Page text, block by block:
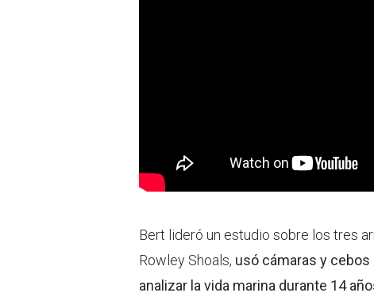
Bert lideró un estudio sobre los tres
Rowley Shoals, usó cámaras y
analizar la vida marina durante 14